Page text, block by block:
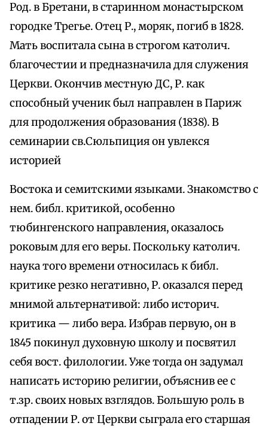
Род. в Бретани, в старинном монастырском
городке Трегье. Отец Р., моряк, погиб в 1828.
Maть воспитала сына в строгом католич.
благочестии и предназначила для служения
Церкви. Окончив местную ДС, Р. как
способный ученик был направлен в Париж
для продолжения образования (1838). B
семинарии св.Сюльпиция он увлекся
историей
Востока и семитскими языками. Знакомство с
нем. библ. критикой, особенно
тюбингенского направления, оказалось
роковым для его веры. Поскольку католич.
наука того времени относилась к библ.
критике резко негативно, Р. оказался перед
мнимой альтернативой: либо историч.
критика — либо вера. Избрав первую, он в
1845 покинул духовную школу и посвятил
себя вост. филологии. Уже тогда он задумал
написать историю религии, объяснив ее с
т.зр. своих новых взглядов. Большую роль в
отпадении Р. от Церкви сыграла его старшая